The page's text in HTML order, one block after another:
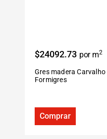
$24092.73 por m2
Gres madera
Formigres
Comprar